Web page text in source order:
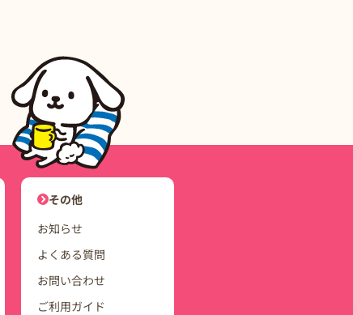
ユーザーナビゲーション
その他
お知らせ
よくある質問
お問い合わせ
ご利用ガイド